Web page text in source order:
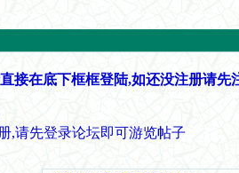
接在底下框框登陆,如还没注册请先
,请先登录论坛即可游览帖子